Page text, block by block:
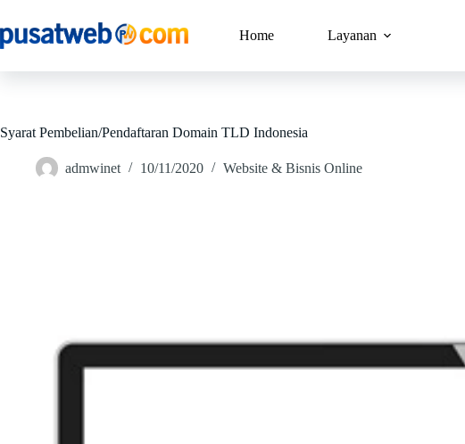
Home Layanan
Syarat Pembelian/Pendaftaran Domain TLD Indonesia
admwinet 10/11/2020 Website & Bisnis Online